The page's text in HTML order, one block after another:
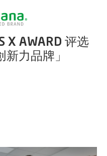
X AWARD 评选
力品牌」